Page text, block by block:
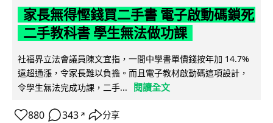
家長無得慳錢買二手書 電子啟動碼鎖死
二手教科書 學生無法做功課
社福界立法會議員陳文宜指，一間中學書單價錢按年加 14.7%
遠超通漲，令家長難以負擔。而且電子教材啟動碼這項設計，
令學生無法完成功課，二手...
閱讀全文
880 343 ↗ 分享